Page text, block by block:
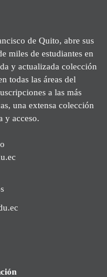
de Quito, abre sus
miles de estudiantes en
y actualizada colección
todas las áreas del
a las más
una extensa colección
y acceso.